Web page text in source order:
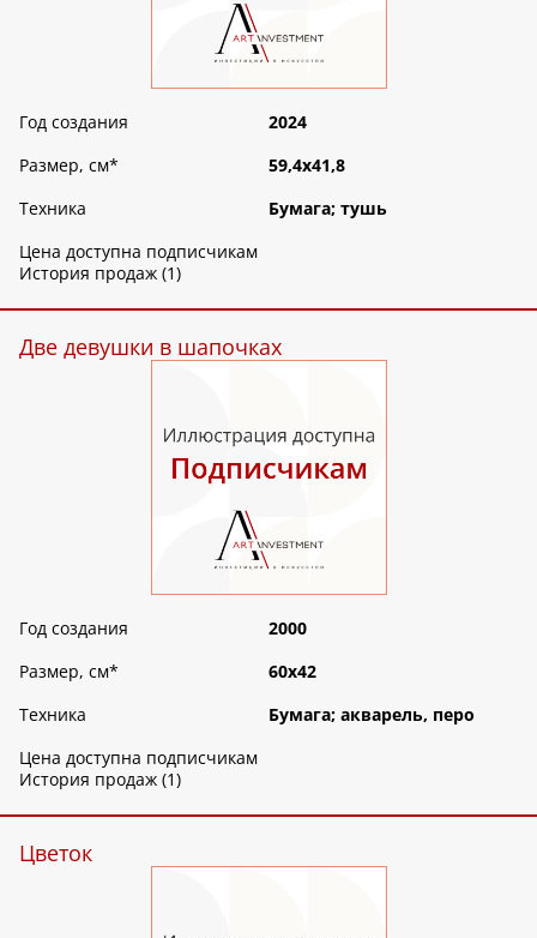
Год создания
2024
Размер, см*
59,4х41,8
Техника
Бумага; тушь
Цена доступна подписчикам
История продаж (1)
Две девушки в шапочках
Год создания
2000
Размер, см*
60х42
Техника
Бумага; акварель, перо
Цена доступна подписчикам
История продаж (1)
Цветок